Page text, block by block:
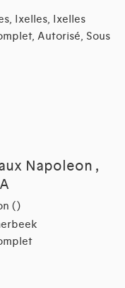
Ixelles, Ixelles
Autorisé, Sous
Napoleon ,
()